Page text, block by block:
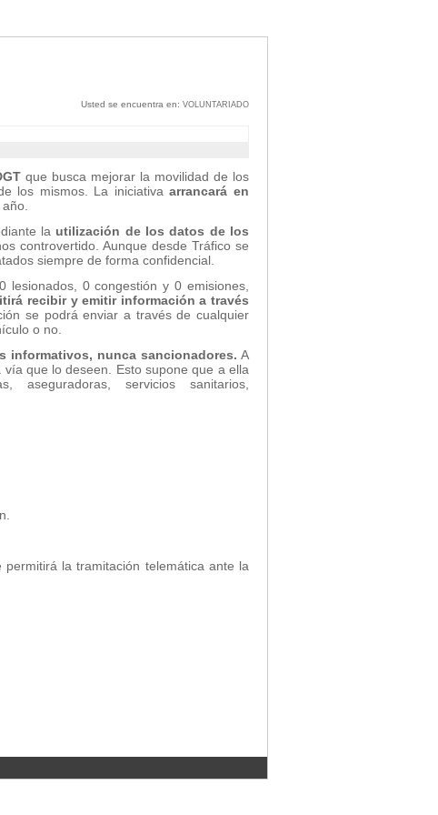
Usted se encuentra en: VOLUNTARIADO
que busca mejorar la movilidad de los
los mismos. La iniciativaarrancará en
la utilización de los datos de los
controvertido. Aunque desde Tráfico se
siempre de forma confidencial.
0 congestión y 0 emisiones,
recibir y emitir información a través
se podrá enviar a través de cualquier
o no.
informativos, nunca sancionadores. A
que lo deseen. Esto supone que a ella
aseguradoras, servicios sanitarios,
la tramitación telemática ante la